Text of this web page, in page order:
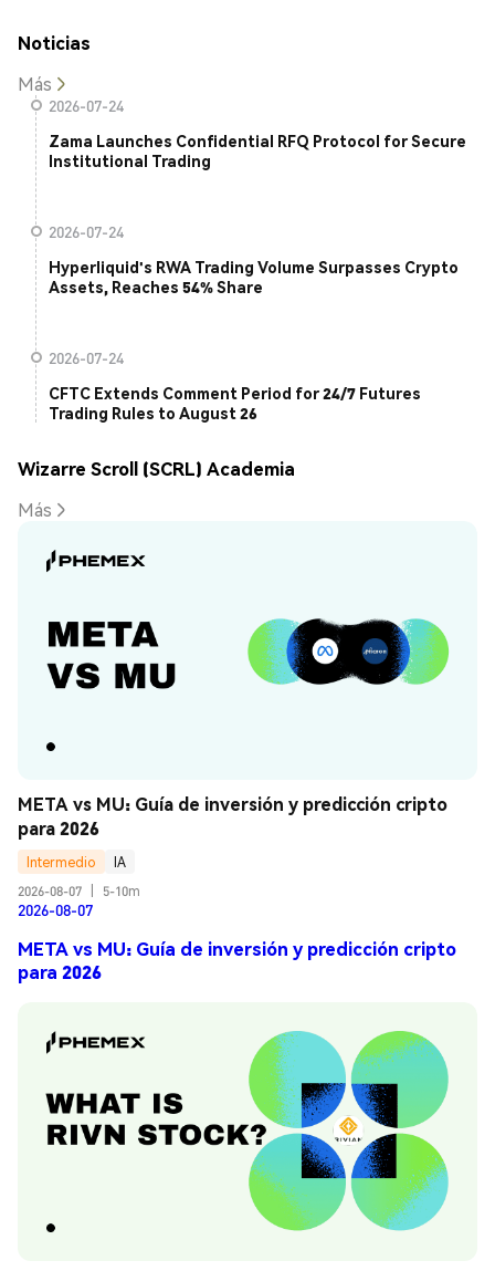
Noticias
Más
2026-07-24
Zama Launches Confidential RFQ Protocol for Secure
Institutional Trading
2026-07-24
Hyperliquid's RWA Trading Volume Surpasses Crypto
Assets, Reaches 54% Share
2026-07-24
CFTC Extends Comment Period for 24/7 Futures
Trading Rules to August 26
Wizarre Scroll (SCRL) Academia
Más
META vs MU: Guía de inversión y predicción cripto
para 2026
Intermedio
IA
2026-08-07
5-10m
2026-08-07
META vs MU: Guía de inversión y predicción cripto
para 2026